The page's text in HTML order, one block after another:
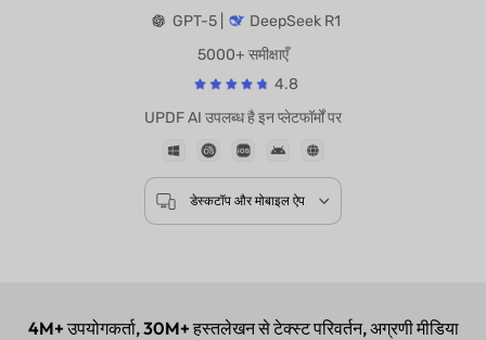
पावर्ड बाय
GPT-5 |
DeepSeek R1
5000+ समीक्षाएँ
UPDF AI उपलब्ध है इन प्लेटफॉर्मों पर
4M+उपयोगकर्ता,30M+हस्तलेखन से टेक्स्ट परिवर्तन, अग्रणी मीडिया